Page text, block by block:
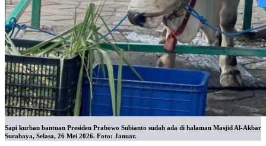
Sapi kurban bantuan Presiden Prabowo Subianto sudah ada di halaman Masjid Al-Akbar
Surabaya, Selasa, 26 Mei 2026. Foto: Januar.